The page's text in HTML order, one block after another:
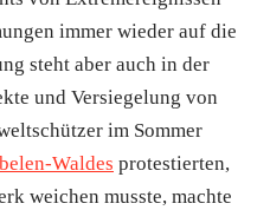
immer wieder auf die
steht aber auch in der
und Versiegelung von
im Sommer
Waldes protestierten,
weichen musste, machte